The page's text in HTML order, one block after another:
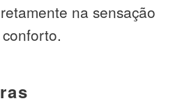
na sensação